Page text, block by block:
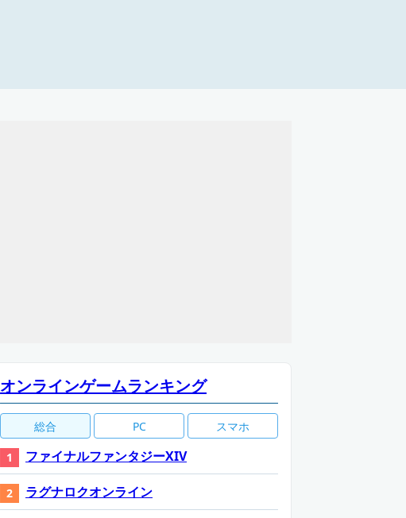
オンラインゲームランキング
総合 PC スマホ
ファイナルファンタジーXIV
ラグナロクオンライン